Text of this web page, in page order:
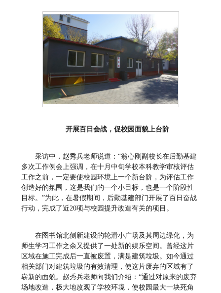
开展百日会战，促校园面貌上台阶
采访中，赵秀兵老师说道：“翁心刚副校长在后勤基建
多次工作例会上强调，在十月中旬学校本科教学审核评估
工作之前，一定要使校园环境上一个新台阶，为评估工作
创造好的氛围，这是我们的一个小目标，也是一个阶段性
目标。”为此，在暑假期间，后勤基建部门开展了百日奋战
行动，完成了近20项与校园提升改造有关的项目。
在图书馆北侧新建设的轮滑小广场及其周边绿化，为
师生学习工作之余又提供了一处新的娱乐空间。曾经这片
区域在施工完成后一直被废置，满是建筑垃圾。如今通过
相关部门对建筑垃圾的有效清理，使这片废弃的区域有了
崭新的面貌。赵秀兵老师向我们介绍：“通过对原来的废弃
场地改造，极大地改观了学校环境，使校园最大一块死角